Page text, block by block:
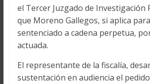
el Tercer Juzgado de Investigación
que Moreno Gallegos, si aplica
sentenciado a cadena perpetua,
actuada.
El representante de la fiscalía,
sustentación en audiencia el